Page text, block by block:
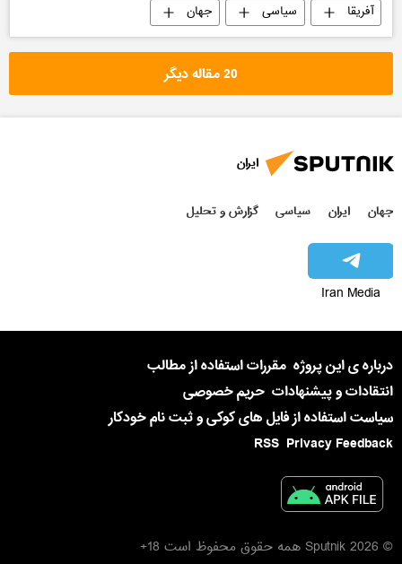
آفریقا سیاسی
جهان
فرانسه
روسیه ویدیو کلوب
20 مقاله دیگر
ایران
جهان ایران سیاسی گزارش و تحلیل
Iran Media
درباره ی این پروژه مقررات استفاده از مطالب
انتقادات و پیشنهادات حریم خصوصی
سیاست استفاده از فایل های کوکی و ثبت نام خودکار
Privacy Feedback
RSS
© 2026 Sputnik همه حقوق محفوظ است 18+